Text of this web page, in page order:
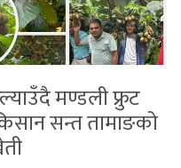
मण्डली फ्रुट
सन्त तामाङको